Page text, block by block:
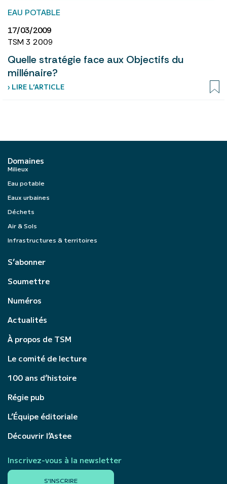
EAU POTABLE
17/03/2009
TSM 3 2009
Quelle stratégie face aux Objectifs du
millénaire?
› LIRE L’ARTICLE
Domaines
Milieux
Eau potable
Eaux urbaines
Déchets
Air & Sols
Infrastructures & territoires
S’abonner
Soumettre
Numéros
Actualités
À propos de TSM
Le comité de lecture
100 ans d’histoire
Régie pub
L’Équipe éditoriale
Découvrir l’Astee
Inscrivez-vous à la newsletter
S'INSCRIRE